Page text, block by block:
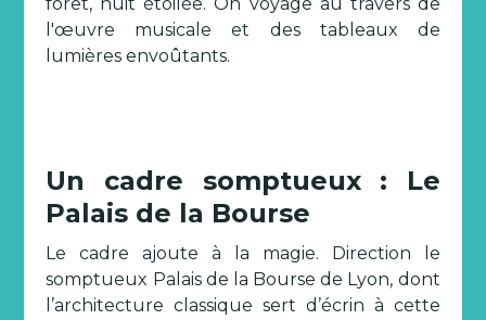
l'œuvre musicale et des tableaux de
lumières envoûtants.
Un cadre somptueux : Le
Palais de la Bourse
Le cadre ajoute à la magie. Direction le
somptueux Palais de la Bourse de Lyon, dont
l’architecture classique sert d’écrin à cette